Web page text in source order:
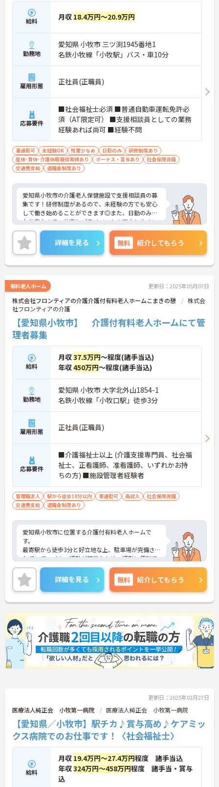
給料 月収 18.4万円～20.9万円
勤務地
愛知県 小牧市 三ツ渕1945番地1
名鉄小牧線「小牧駅」バス・車10分
雇用形態 正社員(正職員)
応募要件
■社会福祉士必須 ■普通自動車運転免許必
須（AT限定可） ■支援相談員としての業務
経験あれば尚可 ■経験不問
車通勤可 未経験OK 残業少なめ 日勤のみ
研修制度あり
産休･育休･介護休暇取得実績あり
ボーナス・賞与あり
社会保険完備
交通費支給
退職金制度あり
愛知県小牧市の介護老人保健施設で支援相談員の募
集です！研修制度があるので、未経験の方でも安心
して働き始めることができます◎また、日勤のみの
お仕事なので、仕事とプライベートを両立しやすい
職場です♪ご興味のある方は、面接ポイントをお伝
えしますので、お気軽にご連絡ください。
詳細を見る 無料 紹介してもらう
有料老人ホーム 更新日：2025年05月07日
株式会社フロンティアの介護介護付有料老人ホームこまきの憩
株式会
社フロンティアの介護
【愛知県小牧市】 介護付有料老人ホームにて管
理者募集
給料
月収37.5万円～程度(諸手当込)
年収450万円～程度(諸手当込)
勤務地
愛知県 小牧市 大字北外山1854-1
名鉄小牧線「小牧口駅」徒歩3分
雇用形態 正社員(正職員)
応募要件
■介護福祉士以上 (介護支援専門員、社会福
祉士、正看護師、准看護師、いずれかお持
ちの方) ■施設管理者経験者
管理職求人 駅から徒歩10分以内 車通勤可 高収入
社会保険完備
交通費支給
退職金制度あり
愛知県小牧市に位置する介護付有料老人ホームで
す。
最寄駅から徒歩3分と好立地な上、駐車場が完備さ
れていてマイカー通勤が可能なため、通勤に便利で
す。
残業時間はほとんど発生しません。プライベートと
メリハリをつけて勤務できます。
ご興味をお持ちの方には、詳細の情報や面接のポイ
ントをお伝えしますのでお気軽にお問い合わせくだ
さい。
詳細を見る 無料 紹介してもらう
更新日：2025年02月27日
医療法人純正会 小牧第一病院 医療法人純正会 小牧第一病院
【愛知県／小牧市】駅チカ♪賞与高め♪ケアミッ
クス病院でのお仕事です！〈社会福祉士〉
給料
月収 19.4万円～27.4万円程度 諸手当込
年収324万円～458万円程度 諸手当・賞与
込